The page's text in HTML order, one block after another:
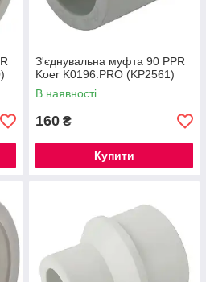
З'єднувальна муфта 90 PPR
Koer K0196.PRO (KP2561)
В наявності
160 ₴
Купити